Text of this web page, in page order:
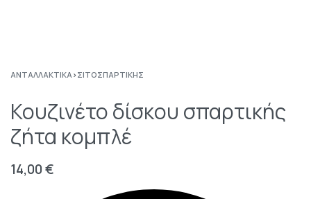
ΑΝΤΑΛΛΑΚΤΙΚΆ›ΣΙΤΟΣΠΑΡΤΙΚΉΣ
Κουζινέτο δίσκου σπαρτικής
ζήτα κομπλέ
14,00€